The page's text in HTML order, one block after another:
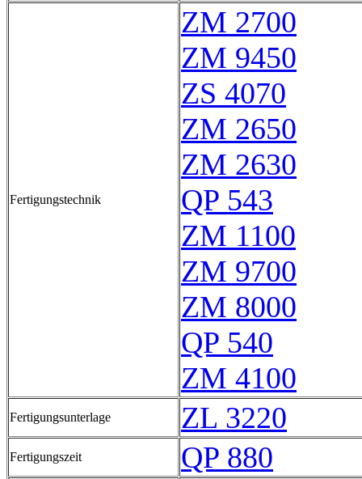
Fertigungstechnik
ZM 2700
ZM 9450
ZS 4070
ZM 2650
ZM 2630
QP 543
ZM 1100
ZM 9700
ZM 8000
QP 540
ZM 4100
Fertigungsunterlage ZL 3220
Fertigungszeit QP 880